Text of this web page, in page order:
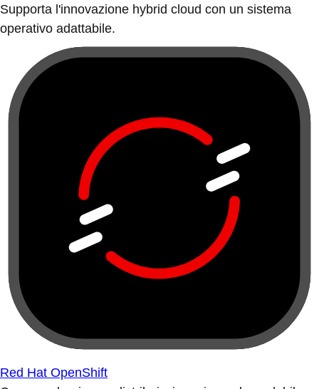
Supporta l'innovazione hybrid cloud con un sistema
operativo adattabile.
Red Hat OpenShift